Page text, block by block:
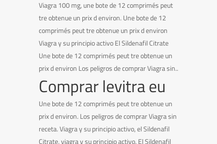
Viagra 100 mg, une bote de 12 comprimés peut
tre obtenue un prix d environ. Une bote de 12
comprimés peut tre obtenue un prix d environ
Viagra y su principio activo El Sildenafil Citrate
Une bote de 12 comprimés peut tre obtenue un
prix d environ Los peligros de comprar Viagra sin..
Comprar levitra eu
Une bote de 12 comprimés peut tre obtenue un
prix d environ. Los peligros de comprar Viagra sin
receta. Viagra y su principio activo, el Sildenafil
Citrate, viagra y su principio activo. El Sildenafil